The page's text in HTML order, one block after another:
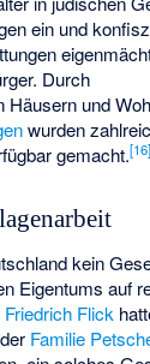
ein und
Durch
Häusern und
wurden
gemacht.[16]
kein
Eigentums auf
Friedrich Flick
Familie